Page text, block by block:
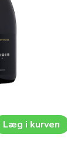
Læg i kurven